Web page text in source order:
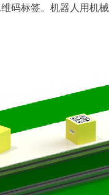
码标签。机器人用机